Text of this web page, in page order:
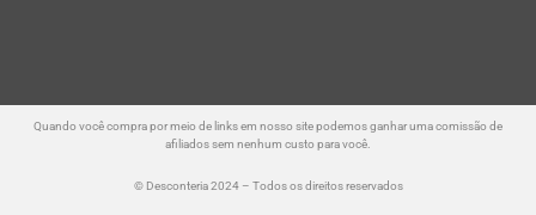
Quando você compra por meio de links em nosso site podemos ganhar uma comissão de
afiliados sem nenhum custo para você.
© Desconteria 2024 – Todos os direitos reservados